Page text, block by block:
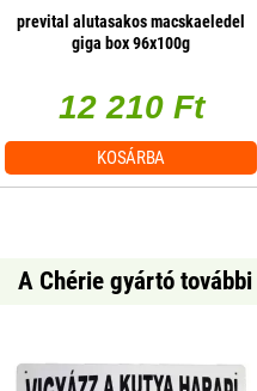
prevital alutasakos macskaeledel
giga box 96x100g
12 210 Ft
KOSÁRBA
A Chérie gyártó